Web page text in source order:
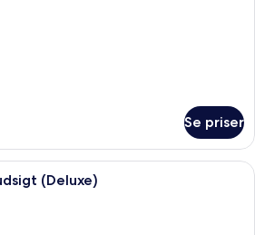
Se priser
Et soveværelse med seng, et lille
(Deluxe)